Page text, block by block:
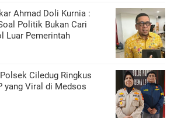
Ahmad Doli Kurnia :
Politik Bukan Cari
Luar Pemerintah
Ciledug Ringkus
yang Viral di Medsos